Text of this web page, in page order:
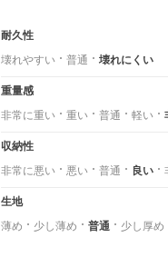
耐久性
壊れやすい
普通 壊れにくい
重量感
非常に重い
重い 普通 軽い
収納性
非常に悪い
悪い 普通 良い
生地
薄め
少し薄め 普通 少し厚め